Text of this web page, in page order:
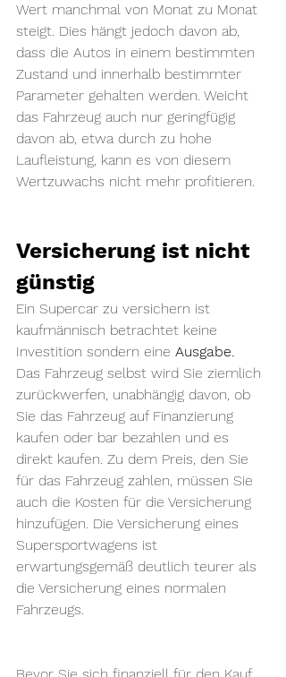
Wert manchmal von Monat zu Monat
steigt. Dies hängt jedoch davon ab,
dass die Autos in einem bestimmten
Zustand und innerhalb bestimmter
Parameter gehalten werden. Weicht
das Fahrzeug auch nur geringfügig
davon ab, etwa durch zu hohe
Laufleistung, kann es von diesem
Wertzuwachs nicht mehr profitieren.
Versicherung ist nicht
günstig
Ein Supercar zu versichern ist
kaufmännisch betrachtet keine
Investition sondern eine Ausgabe.
Das Fahrzeug selbst wird Sie ziemlich
zurückwerfen, unabhängig davon, ob
Sie das Fahrzeug auf Finanzierung
kaufen oder bar bezahlen und es
direkt kaufen. Zu dem Preis, den Sie
für das Fahrzeug zahlen, müssen Sie
auch die Kosten für die Versicherung
hinzufügen. Die Versicherung eines
Supersportwagens ist
erwartungsgemäß deutlich teurer als
die Versicherung eines normalen
Fahrzeugs.